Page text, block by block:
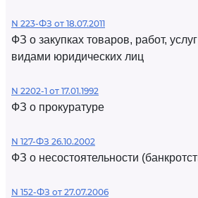
N 223-ФЗ от 18.07.2011
ФЗ о закупках товаров, работ,
видами юридических лиц
N 2202-1 от 17.01.1992
ФЗ о прокуратуре
N 127-ФЗ 26.10.2002
ФЗ о несостоятельности
N 152-ФЗ от 27.07.2006